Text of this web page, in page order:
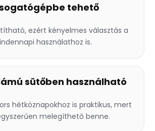
tehető
ezért kényelmes választás a
használathoz is.
sütőben használható
hétköznapokhoz is praktikus, mert
melegíthető benne.